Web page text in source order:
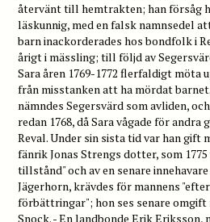
återvänt till hemtrakten; han försåg
läskunnig, med en falsk namnsedel
barn inackorderades hos bondfolk i
årigt i mässling; till följd av
Sara åren 1769-1772 flerfaldigt möta
från misstanken att ha mördat
nämndes Segersvärd som avliden,
redan 1768, då Sara vågade för andra
Reval. Under sin sista tid var han gift
fänrik Jonas Strengs dotter, som
tillstånd" och av en senare
Jägerhorn, krävdes för mannens
förbättringar"; hon ses senare omgift
Snock. - En landbonde Erik Eriksson,